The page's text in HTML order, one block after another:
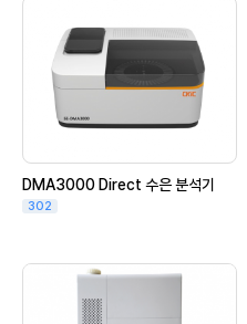
DMA3000 Direct 수은 분석기
302